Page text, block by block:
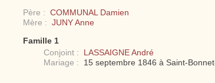
Père : COMMUNAL Damien
Mère : JUNY Anne
Famille 1
Conjoint :
LASSAIGNE André
Mariage :
15 septembre 1846 à Saint-